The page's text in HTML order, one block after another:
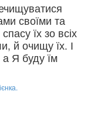
своїми та
їх зо всіх
й очищу їх. І
Я буду їм